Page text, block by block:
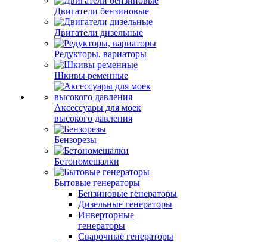
Двигатели бензиновые
Двигатели дизельные
Редукторы, вариаторы
Шкивы ременные
Аксессуары для моек
высокого давления
Бензорезы
Бетономешалки
Бытовые генераторы
Бензиновые генераторы
Дизельные генераторы
Инверторные
генераторы
Сварочные генераторы